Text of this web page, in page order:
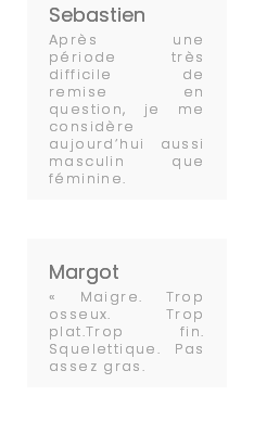
Sebastien
Après une
période très
difficile de
remise en
question, je me
considère
aujourd’hui aussi
masculin que
féminine.
Margot
« Maigre. Trop
osseux. Trop
plat.Trop fin.
Squelettique. Pas
assez gras.